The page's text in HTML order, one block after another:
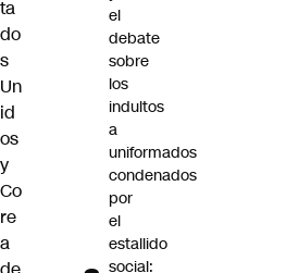
ta
do
s
Un
id
os
y
Co
re
a
el
debate
sobre
los
indultos
a
uniformados
condenados
por
el
estallido
social: